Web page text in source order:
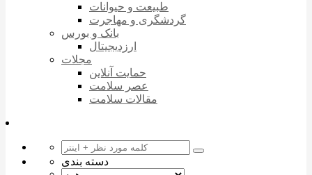
طبیعت و حیوانات
گردشگری و مهاجرت
بانک و بورس
ارزدیجیتال
مجلات
حمایت آنلاین
عصر سلامت
مقالات سلامت
دسته بندی